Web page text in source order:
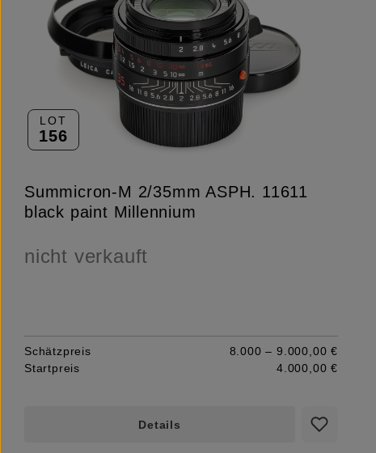
LOT
156
Summicron-M 2/35mm ASPH. 11611
black paint Millennium
nicht verkauft
Schätzpreis
8.000 – 9.000,00 €
Startpreis
4.000,00 €
Details